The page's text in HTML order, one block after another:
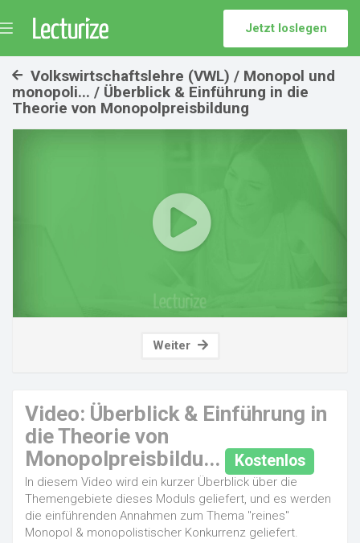
Jetzt loslegen
Volkswirtschaftslehre (VWL) / Monopol und
monopoli... / Überblick & Einführung in die
Theorie von Monopolpreisbildung
Play
Video
Weiter
Video: Überblick & Einführung in
die Theorie von
Monopolpreisbildu...
Kostenlos
In diesem Video wird ein kurzer Überblick über die
Themengebiete dieses Moduls geliefert, und es werden
die einführenden Annahmen zum Thema "reines"
Monopol & monopolistischer Konkurrenz geliefert.